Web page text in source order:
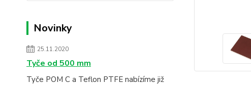
Novinky
25.11.2020
Tyče od 500 mm
Tyče POM C a Teflon PTFE nabízíme již